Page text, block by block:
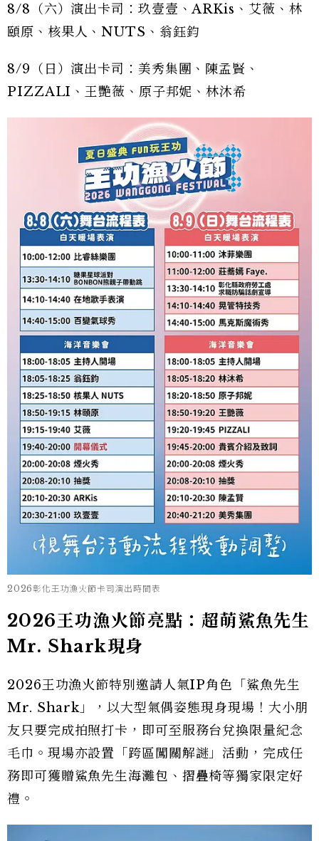
8/8（六）演出卡司：玖壹壹、ARKis、艾薇、林
頤原、核果人、NUTS、翁鈺鈞
8/9（日）演出卡司：美秀集團、陳孟賢、
PIZZALI、王艷薇、原子邦妮、林沐希
2026彰化王功漁火節卡司演出時間表
2026王功漁火節亮點：超萌鯊魚先生
Mr. Shark現身
2026王功漁火節特別邀請人氣IP角色「鯊魚先生
Mr. Shark」，以大型氣偶姿態現身現場！大小朋
友只要完成拍照打卡，即可至服務台兌換限量紀念
毛巾。現場亦設置「跨區闖關解謎」活動，完成任
務即可獲贈鯊魚先生海灘包、摺疊椅等獨家限定好
禮。